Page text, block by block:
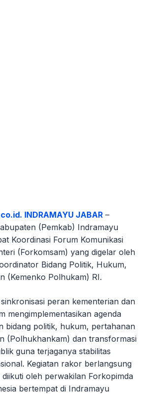
INDRAMAYU JABAR –
(Pemkab) Indramayu
Koordinasi Forum Komunikasi
(Forkomsam) yang digelar oleh
Bidang Politik, Hukum,
(Kemenko Polhukam) RI.
peran kementerian dan
mengimplementasikan agenda
bidang politik, hukum, pertahanan
(Polhukhankam) dan transformasi
guna terjaganya stabilitas
Kegiatan rakor berlangsung
oleh perwakilan Forkopimda
bertempat di Indramayu